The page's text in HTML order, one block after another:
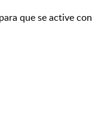
que se active con